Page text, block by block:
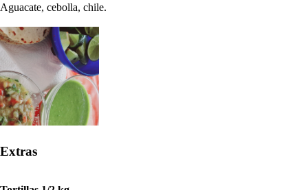
Aguacate, cebolla, chile.
Extras